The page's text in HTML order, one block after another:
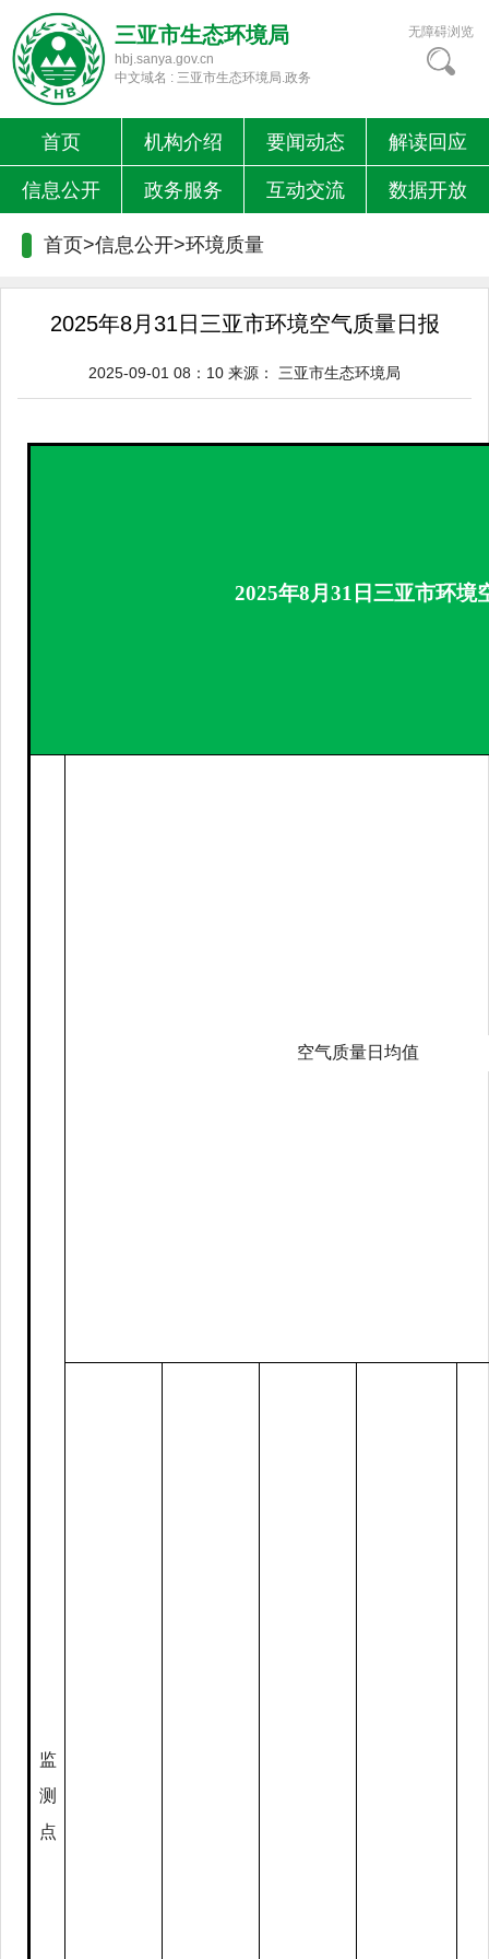
三亚市生态环境局
hbj.sanya.gov.cn
中文域名 : 三亚市生态环境局.政务
无障碍浏览
首页 机构介绍 要闻动态 解读回应
信息公开 政务服务 互动交流 数据开放
首页>信息公开>环境质量
2025年8月31日三亚市环境空气质量日报
2025-09-01 08：10 来源： 三亚市生态环境局
2025年8月 31 日 三亚市环境
监
测
点
空气质量日均值